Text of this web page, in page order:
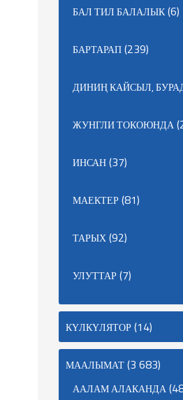
БАЛ ТИЛ БАЛАЛЫК(6)
БАРТАРАП(239)
ДИНИҢ КАЙСЫЛ,
ЖУНГЛИ ТОКОЮНДА
ИНСАН(37)
МАЕКТЕР(81)
ТАРЫХ(92)
УЛУТТАР(7)
КҮЛКҮЛЯТОР(14)
МААЛЫМАТ(3 683)
ААЛАМ АЛАКАНДА